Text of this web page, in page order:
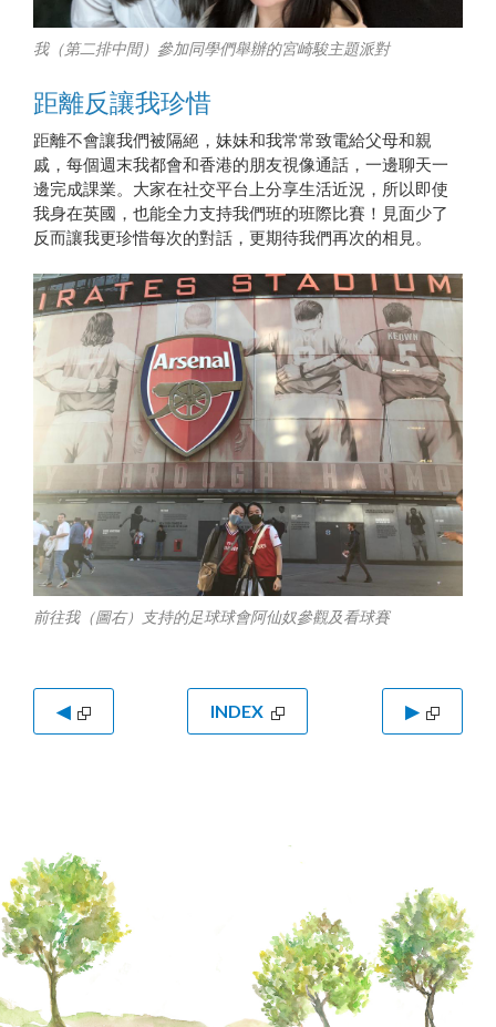
我（第二排中間）參加同學們舉辦的宮崎駿主題派對
距離反讓我珍惜
距離不會讓我們被隔絕，妹妹和我常常致電給父母和親
戚，每個週末我都會和香港的朋友視像通話，一邊聊天一
邊完成課業。大家在社交平台上分享生活近況，所以即使
我身在英國，也能全力支持我們班的班際比賽！見面少了
反而讓我更珍惜每次的對話，更期待我們再次的相見。
前往我（圖右）支持的足球球會阿仙奴參觀及看球賽
◀ INDEX ▶